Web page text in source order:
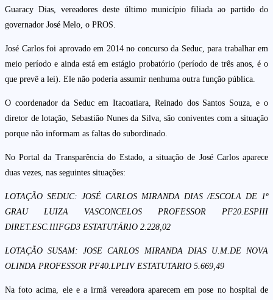
Guaracy Dias, vereadores deste último município filiada ao partido do
governador José Melo, o PROS.
José Carlos foi aprovado em 2014 no concurso da Seduc, para trabalhar em
meio período e ainda está em estágio probatório (período de três anos, é o
que prevê a lei). Ele não poderia assumir nenhuma outra função pública.
O coordenador da Seduc em Itacoatiara, Reinado dos Santos Souza, e o
diretor de lotação, Sebastião Nunes da Silva, são coniventes com a situação
porque não informam as faltas do subordinado.
No Portal da Transparência do Estado, a situação de José Carlos aparece
duas vezes, nas seguintes situações:
LOTAÇÃO SEDUC: JOSÉ CARLOS MIRANDA DIAS /ESCOLA DE 1º
GRAU LUIZA VASCONCELOS PROFESSOR PF20.ESPIII
DIRET.ESC.IIIFGD3 ESTATUTÁRIO 2.228,02
LOTAÇÃO SUSAM: JOSE CARLOS MIRANDA DIAS U.M.DE NOVA
OLINDA PROFESSOR PF40.LPLIV ESTATUTARIO 5.669,49
Na foto acima, ele e a irmã vereadora aparecem em pose no hospital de